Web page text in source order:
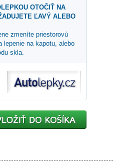
OTOČIŤ NA
ĽAVÝ ALEBO
zmeníte priestorovú
lepenie na kapotu, alebo
skla.